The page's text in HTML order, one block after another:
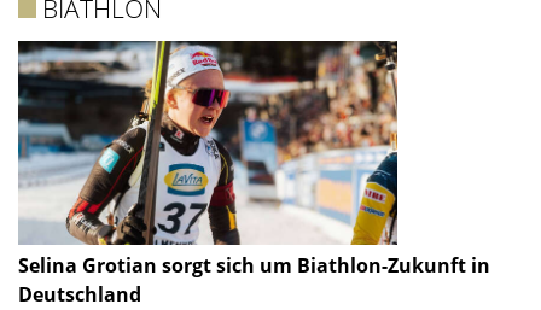
BIATHLON
Selina Grotian sorgt sich um Biathlon-Zukunft in
Deutschland